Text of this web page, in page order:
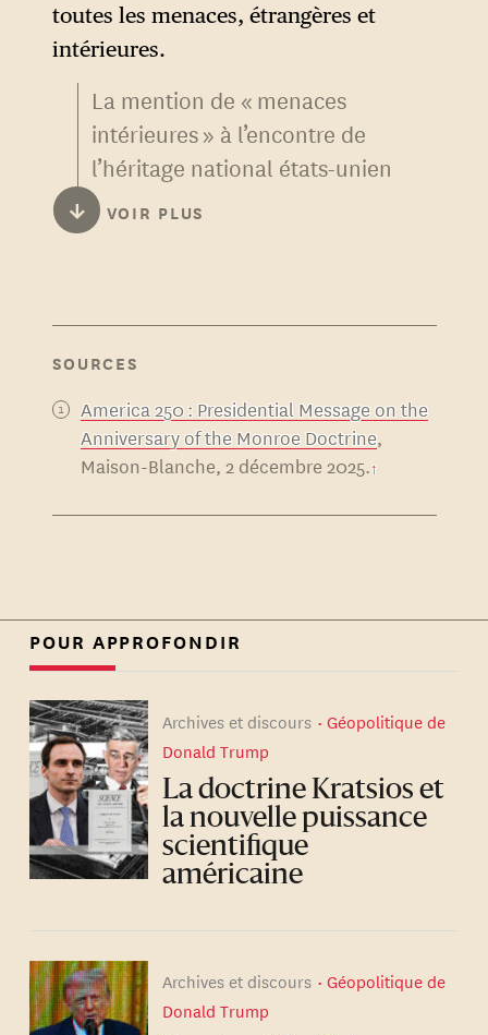
toutes les menaces, étrangères et
intérieures.
La mention de « menaces
intérieures » à l’encontre de
l’héritage national états-unien
constitue une forme de
détournement de la doctrine
non seulement extra-états-
uniennes, mais extra-
américaines. Donald Trump
tente ici d’utiliser la doctrine
Monroe pour justifier sa
↓ VOIR PLUS
SOURCES
America 250 : Presidential Message on the
Anniversary of the Monroe Doctrine,
Maison-Blanche, 2 décembre 2025.
POUR APPROFONDIR
Archives et discours
Géopolitique de
Donald Trump
La doctrine Kratsios et
la nouvelle puissance
scientifique
américaine
Archives et discours
Géopolitique de
Donald Trump